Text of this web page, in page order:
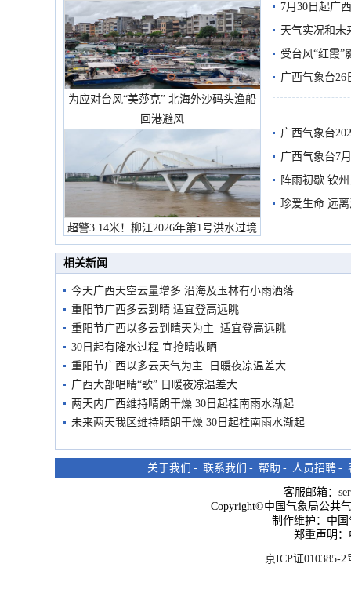
为应对台风“美莎克” 北海外沙码头渔船
回港避风
超警3.14米！柳江2026年第1号洪水过境
市民在堤岸见证汛况
7月30日起广
天气实况和未
受台风“红霞”
有较强降雨
广西气象台26
广西气象台
预警
广西气象台7
阵雨初歇 钦
珍爱生命 远
相关新闻
今天广西天空云量增多 沿海及玉林有小雨洒落
重阳节广西多云到晴 适宜登高远眺
重阳节广西以多云到晴天为主 适宜登高远眺
30日起有降水过程 宜抢晴收晒
重阳节广西以多云天气为主 日暖夜凉温差大
广西大部唱晴“歌” 日暖夜凉温差大
两天内广西维持晴朗干燥 30日起桂南雨水渐起
未来两天我区维持晴朗干燥 30日起桂南雨水渐起
关于我们 - 联系我们 - 帮助 - 人员招聘 -
客服邮箱：
Copyright©中国气象局公共
制作维护：中
郑重声明
京ICP证010385-2